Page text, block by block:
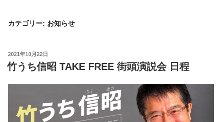
カテゴリー: お知らせ
POSTED
ON
2021年10月22日
竹うち信昭 TAKE FREE 街頭演説会 日程